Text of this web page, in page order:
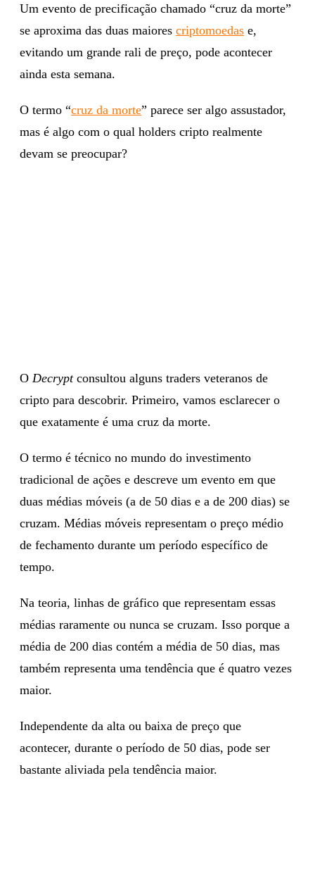
Um evento de precificação chamado “cruz da morte”
se aproxima das duas maiores criptomoedas e,
evitando um grande rali de preço, pode acontecer
ainda esta semana.
O termo “cruz da morte” parece ser algo assustador,
mas é algo com o qual holders cripto realmente
devam se preocupar?
O Decryptconsultou alguns traders veteranos de
cripto para descobrir. Primeiro, vamos esclarecer o
que exatamente é uma cruz da morte.
O termo é técnico no mundo do investimento
tradicional de ações e descreve um evento em que
duas médias móveis (a de 50 dias e a de 200 dias) se
cruzam. Médias móveis representam o preço médio
de fechamento durante um período específico de
tempo.
Na teoria, linhas de gráfico que representam essas
médias raramente ou nunca se cruzam. Isso porque a
média de 200 dias contém a média de 50 dias, mas
também representa uma tendência que é quatro vezes
maior.
Independente da alta ou baixa de preço que
acontecer, durante o período de 50 dias, pode ser
bastante aliviada pela tendência maior.